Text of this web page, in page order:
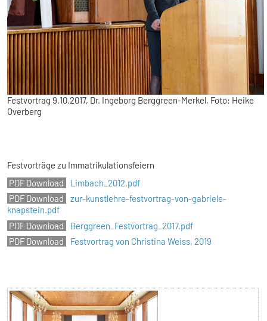
Festvortrag 9.10.2017, Dr. Ingeborg Berggreen-Merkel, Foto: Heike
Overberg
Festvorträge zu Immatrikulationsfeiern
Limbach_2012.pdf
zur-kunstlehre-festvortrag-von-gabriele-
knapstein.pdf
Berggreen_Festvortrag_2017.pdf
Festvortrag von Christina Weiss, 2019